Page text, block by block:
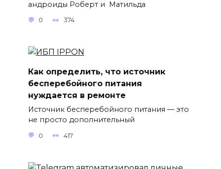
андроиды Роберт и Матильда
0 374
Как определить, что источник
бесперебойного питания
нуждается в ремонте
Источник бесперебойного питания — это
не просто дополнительный
0 417